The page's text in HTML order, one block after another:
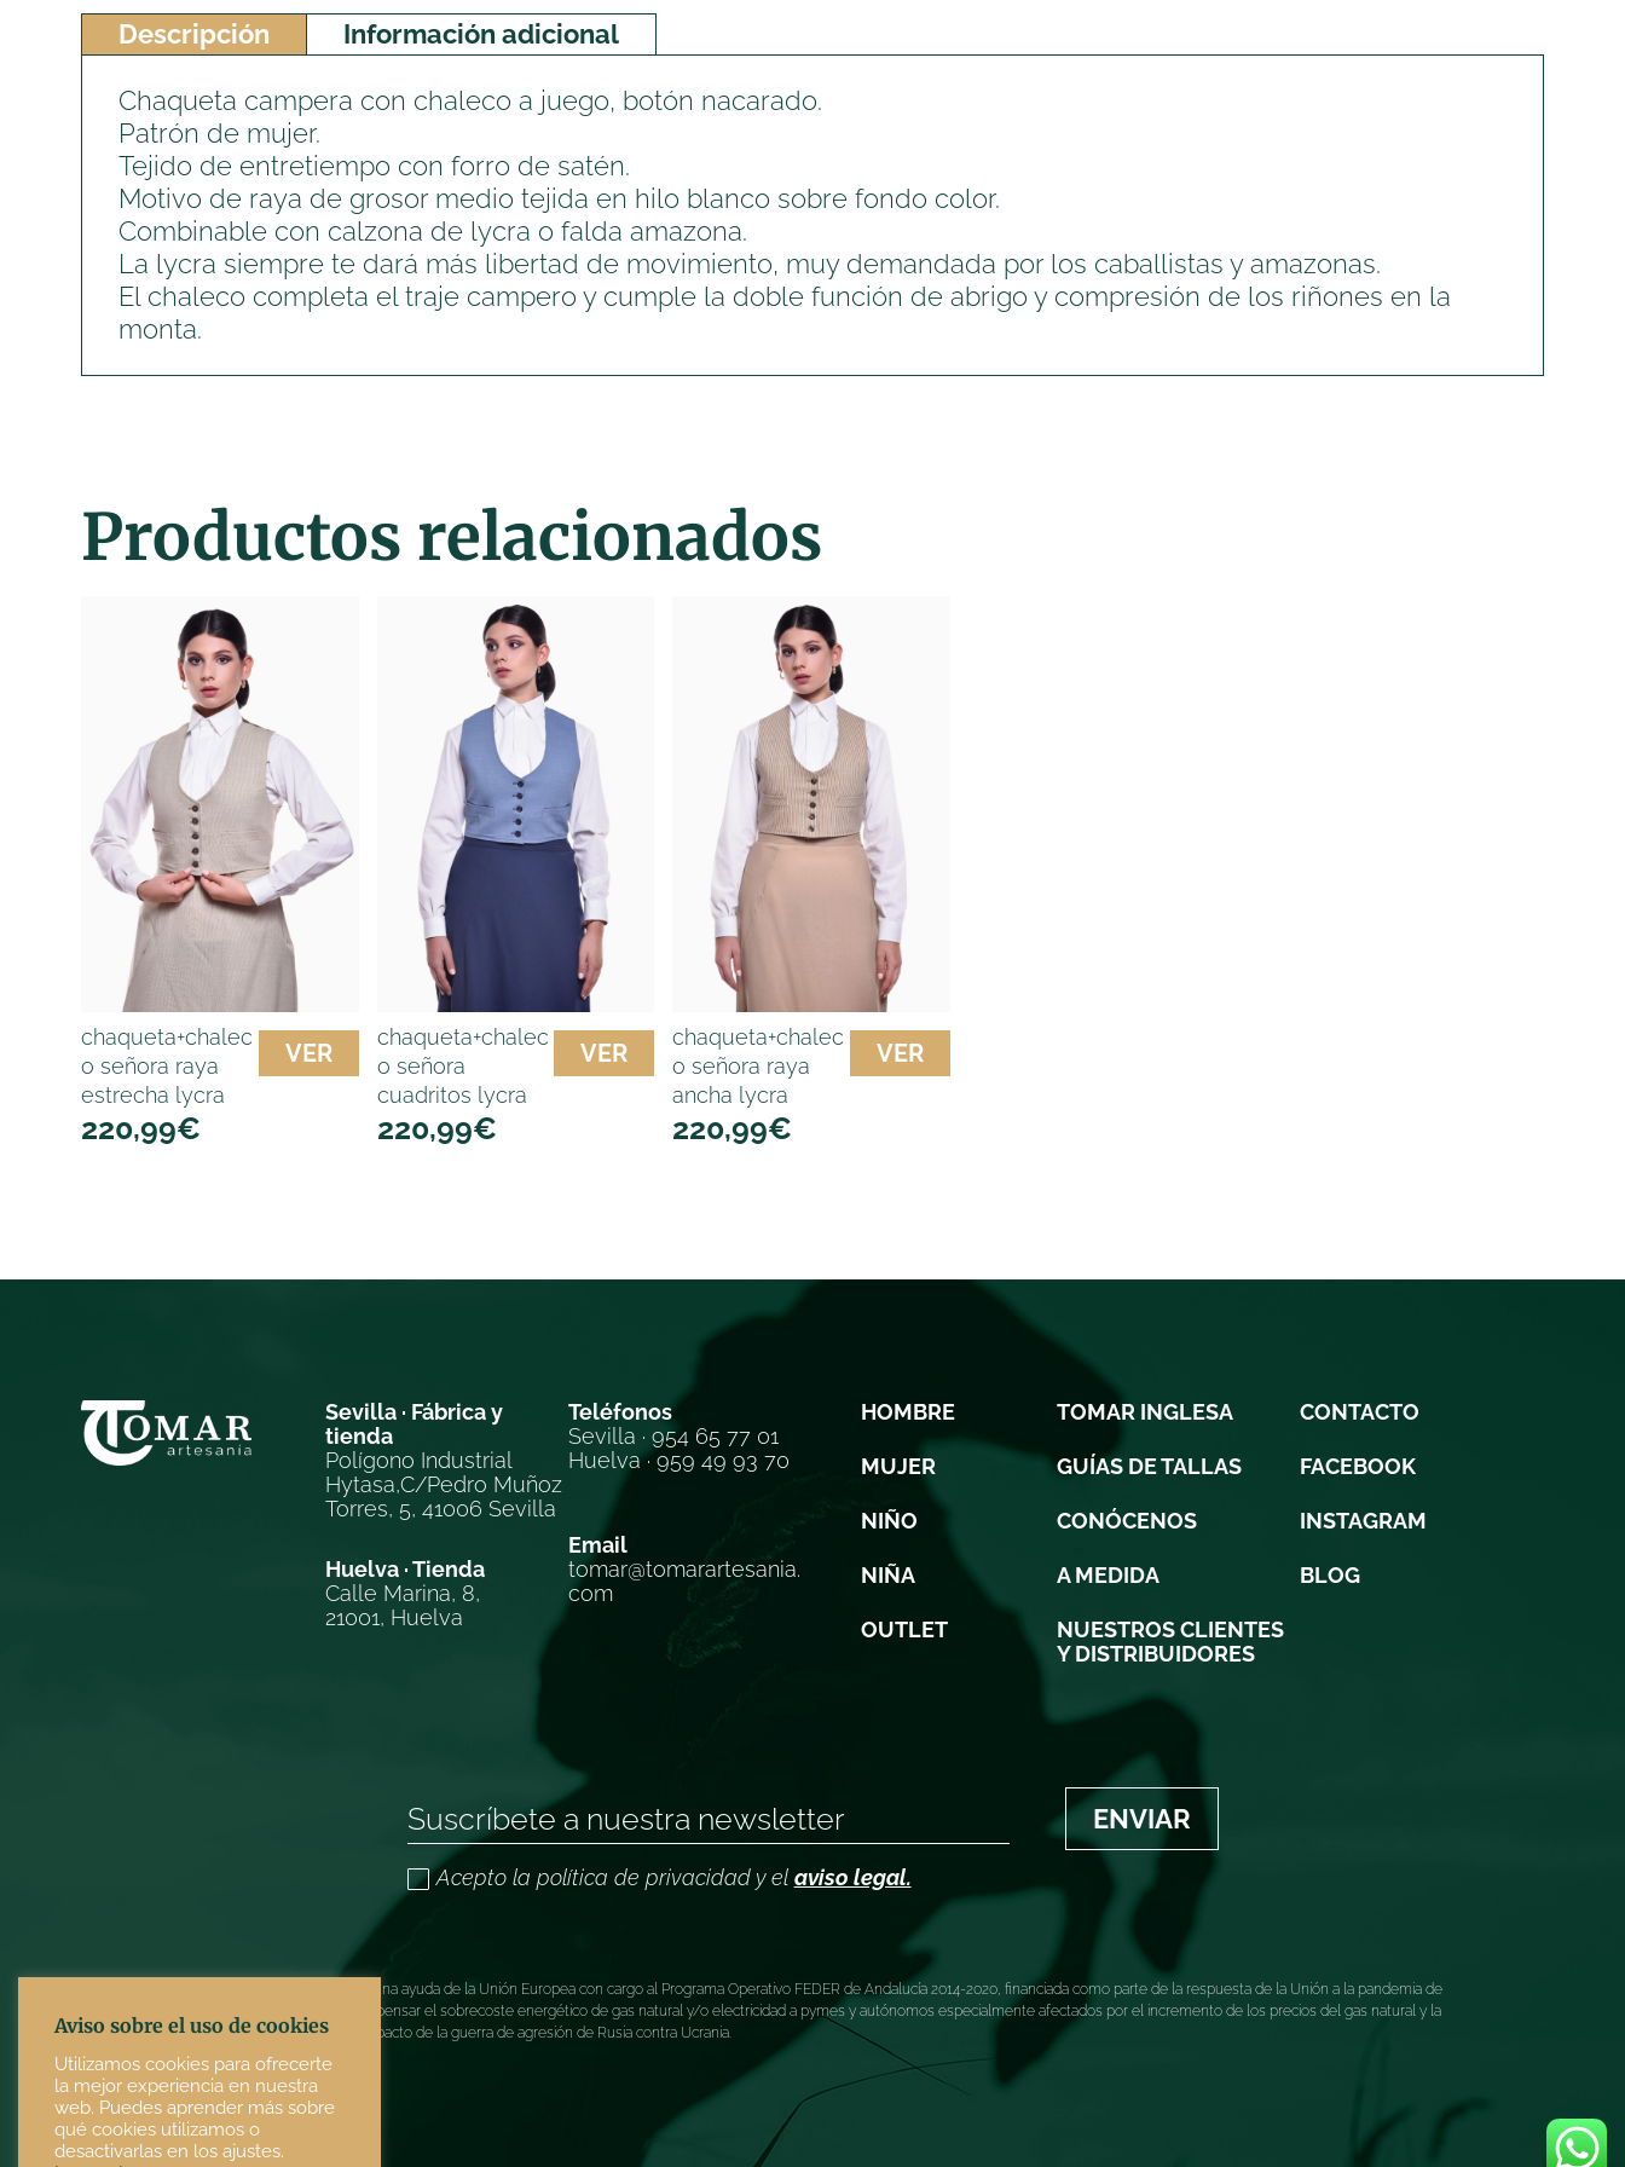
Descripción Información adicional
Chaqueta campera con chaleco a juego, botón nacarado.
Patrón de mujer.
Tejido de entretiempo con forro de satén.
Motivo de raya de grosor medio tejida en hilo blanco sobre fondo color.
Combinable con calzona de lycra o falda amazona.
La lycra siempre te dará más libertad de movimiento, muy demandada por los caballistas y amazonas.
El chaleco completa el traje campero y cumple la doble función de abrigo y compresión de los riñones en la
monta.
Productos relacionados
chaqueta+chalec
o señora raya
estrecha lycra
220,99€
VER
chaqueta+chalec
o señora
cuadritos lycra
220,99€
VER
chaqueta+chalec
o señora raya
ancha lycra
220,99€
VER
Sevilla · Fábrica y
tienda
Polígono Industrial
Hytasa,C/Pedro Muñoz
Torres, 5, 41006 Sevilla
Huelva · Tienda
Calle Marina, 8,
21001, Huelva
Teléfonos
Sevilla · 954 65 77 01
Huelva · 959 49 93 70
Email
tomar@tomarartesania.
com
HOMBRE
MUJER
NIÑO
NIÑA
OUTLET
TOMAR INGLESA
GUÍAS DE TALLAS
CONÓCENOS
A MEDIDA
NUESTROS CLIENTES
Y DISTRIBUIDORES
CONTACTO
FACEBOOK
INSTAGRAM
BLOG
Acepto la política de privacidad y el aviso legal.
ENVIAR
TOMAR ARTESANÍA ha recibido una ayuda de la Unión Europea con cargo al Programa Operativo FEDER de Andalucía 2014-2020, financiada como parte de la respuesta de la Unión a la pandemia de
COVID-19 (REACT-UE), para compensar el sobrecoste energético de gas natural y/o electricidad a pymes y autónomos especialmente afectados por el incremento de los precios del gas natural y la
electricidad provocados por el impacto de la guerra de agresión de Rusia contra Ucrania.
Aviso sobre el uso de cookies
Utilizamos cookies para ofrecerte
la mejor experiencia en nuestra
web. Puedes aprender más sobre
qué cookies utilizamos o
desactivarlas en los ajustes.